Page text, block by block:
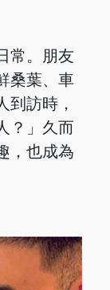
常。朋友
桑葉、車
到訪時，
？」久而
，也成為